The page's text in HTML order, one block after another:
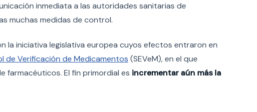
inmediata a las autoridades sanitarias de
muchas medidas de control.
la iniciativa legislativa europea cuyos efectos entraron en
de Verificación de Medicamentos (SEVeM), en el que
farmacéuticos. El fin primordial es incrementar aún más la